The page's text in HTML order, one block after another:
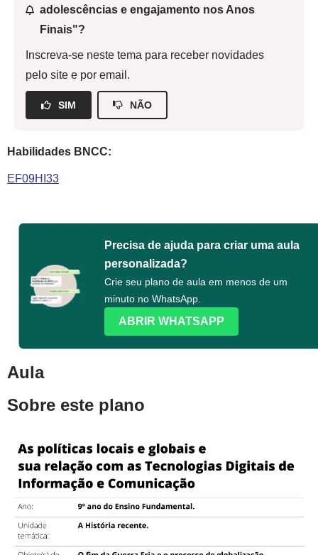
adolescências e engajamento nos Anos
Finais"?
Inscreva-se neste tema para receber novidades
pelo site e por email.
SIM NÃO
Habilidades BNCC:
EF09HI33
Precisa de ajuda para criar uma aula
personalizada?
Crie seu plano de aula em menos de um
minuto no WhatsApp.
ABRIR WHATSAPP
Aula
Sobre este plano